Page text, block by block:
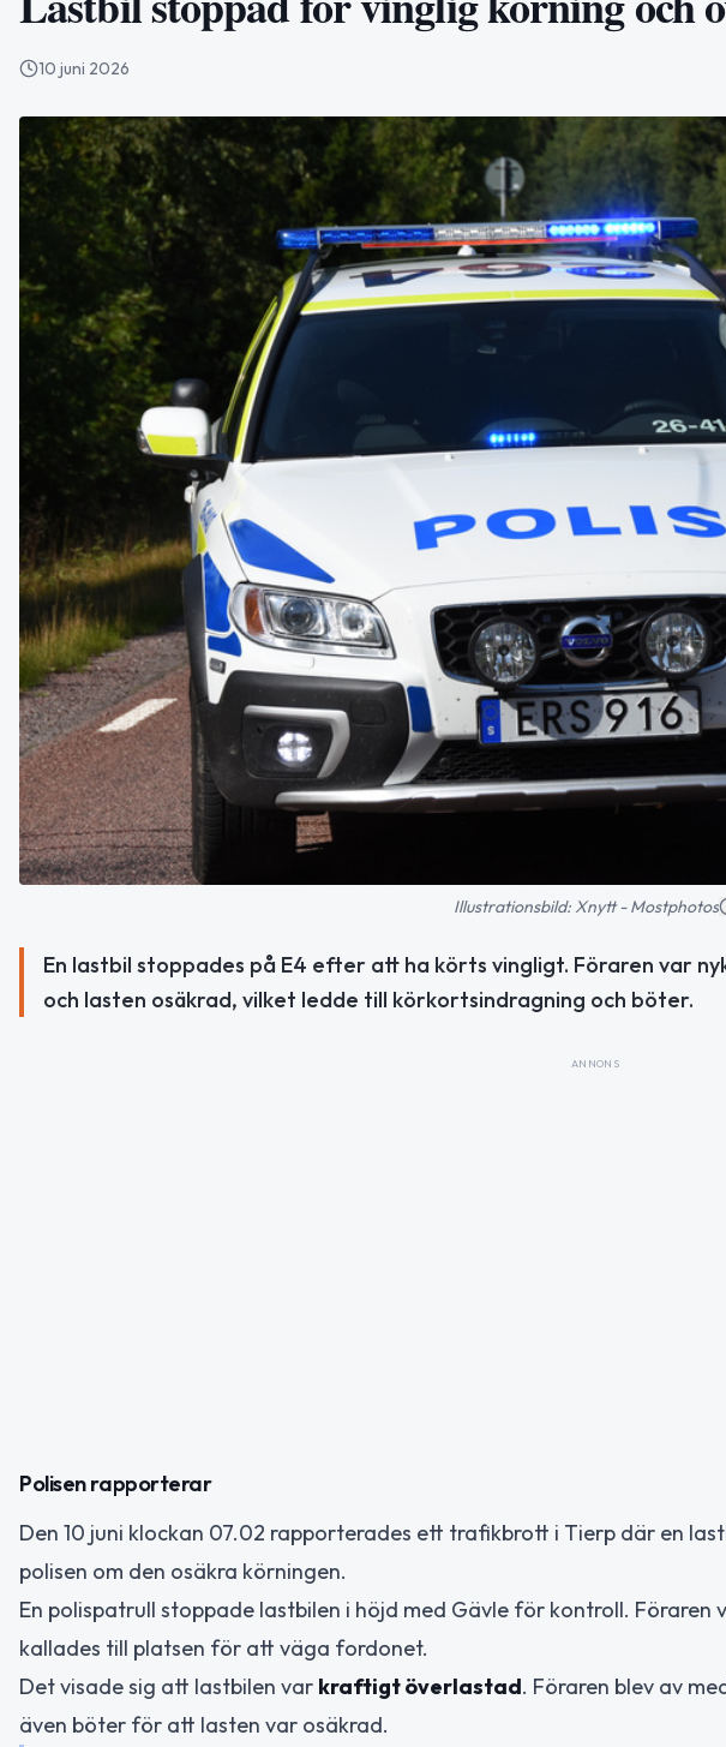
10 juni 2026
Illustrationsbild: Xnytt - Mostphotos
En lastbil stoppades på E4 efter att ha körts vingligt. Föraren var
och lasten osäkrad, vilket ledde till körkortsindragning och böter.
ANNONS
Polisen rapporterar
Den 10 juni klockan 07.02 rapporterades ett trafikbrott i Tierp där en
polisen om den osäkra körningen.
En polispatrull stoppade lastbilen i höjd med Gävle för kontroll. Föraren
kallades till platsen för att väga fordonet.
Det visade sig att lastbilen var kraftigt överlastad. Föraren blev av
även böter för att lasten var osäkrad.